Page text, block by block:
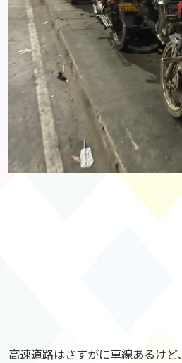
高速道路はさすがに車線あるけど、